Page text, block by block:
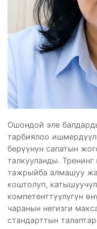
Ошондой эле
тарбиялоо
берүүнүн сапатын
талкууланды.
тажрыйба алмашуу
коштолуп,
компетенттүүлүгүн
чаранын негизги
стандарттын